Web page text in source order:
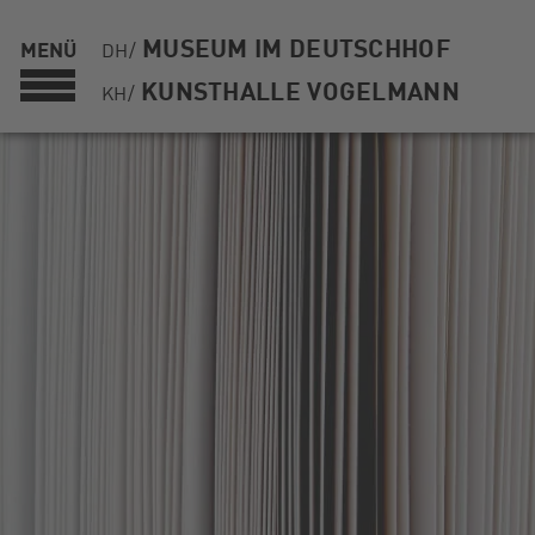
MENÜ DH/ MUSEUM IM DEUTSCHHOF
KH/ KUNSTHALLE VOGELMANN